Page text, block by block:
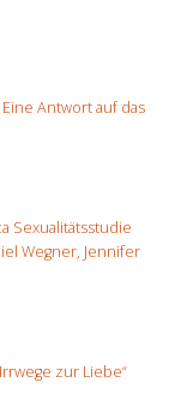
Antwort auf das
Sexualitätsstudie
Wegner, Jennifer
zur Liebe“